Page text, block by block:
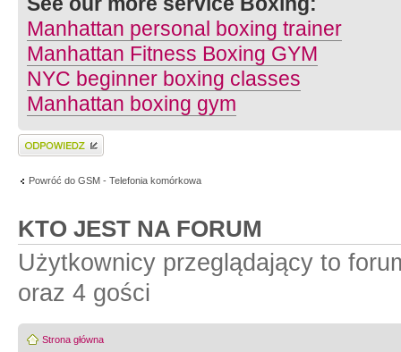
Manhattan personal boxing trainer
Manhattan Fitness Boxing GYM
NYC beginner boxing classes
Manhattan boxing gym
Wyślij odpowiedź
Powróć do GSM - Telefonia komórkowa
KTO JEST NA FORUM
Użytkownicy przeglądający to
oraz 4 gości
Strona główna